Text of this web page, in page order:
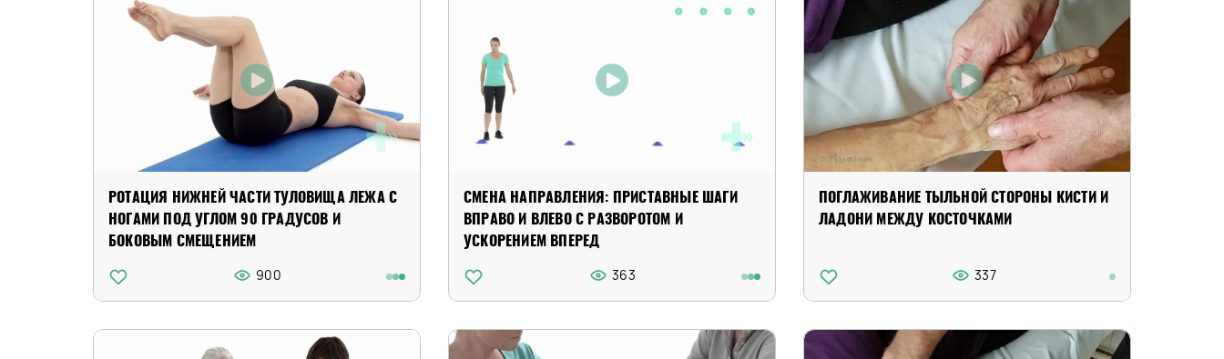
РОТАЦИЯ НИЖНЕЙ ЧАСТИ ТУЛОВИЩА ЛЕЖА С
НОГАМИ ПОД УГЛОМ 90 ГРАДУСОВ И
БОКОВЫМ СМЕЩЕНИЕМ
900
СМЕНА НАПРАВЛЕНИЯ: ПРИСТАВНЫЕ ШАГИ
ВПРАВО И ВЛЕВО С РАЗВОРОТОМ И
УСКОРЕНИЕМ ВПЕРЕД
363
ПОГЛАЖИВАНИЕ ТЫЛЬНОЙ СТОРОНЫ КИСТИ И
ЛАДОНИ МЕЖДУ КОСТОЧКАМИ
337